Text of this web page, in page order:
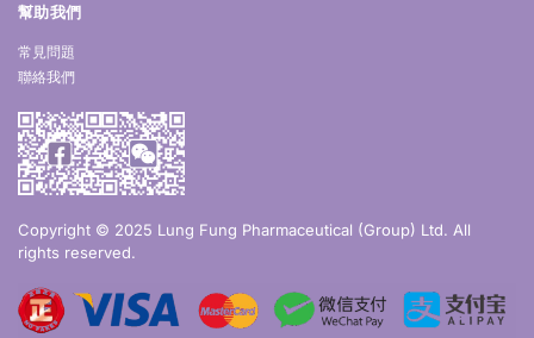
幫助我們
常見問題
聯絡我們
Copyright © 2025 Lung Fung Pharmaceutical (Group) Ltd. All
rights reserved.